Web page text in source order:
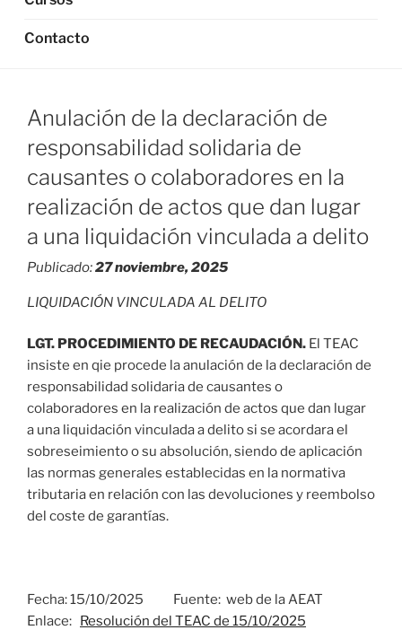
Contacto
Anulación de la declaración de
responsabilidad solidaria de
causantes o colaboradores en la
realización de actos que dan lugar
a una liquidación vinculada a delito
Publicado:27 noviembre, 2025
LIQUIDACIÓN VINCULADA AL DELITO
LGT. PROCEDIMIENTO DE RECAUDACIÓN. El TEAC
insiste en qie procede la anulación de la declaración de
responsabilidad solidaria de causantes o
colaboradores en la realización de actos que dan lugar
a una liquidación vinculada a delito si se acordara el
sobreseimiento o su absolución, siendo de aplicación
las normas generales establecidas en la normativa
tributaria en relación con las devoluciones y reembolso
del coste de garantías.
Fecha: 15/10/2025 Fuente: web de la AEAT
Enlace: Resolución del TEAC de 15/10/2025